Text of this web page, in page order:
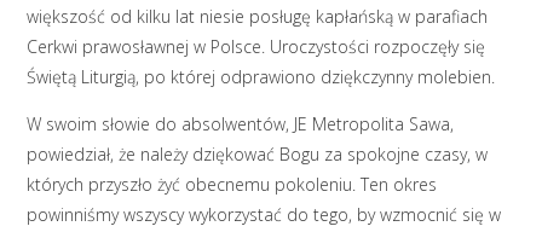
większość od kilku lat niesie posługę kapłańską w parafiach
Cerkwi prawosławnej w Polsce. Uroczystości rozpoczęły się
Świętą Liturgią, po której odprawiono dziękczynny molebien.
W swoim słowie do absolwentów, JE Metropolita Sawa,
powiedział, że należy dziękować Bogu za spokojne czasy, w
których przyszło żyć obecnemu pokoleniu. Ten okres
powinniśmy wszyscy wykorzystać do tego, by wzmocnić się w